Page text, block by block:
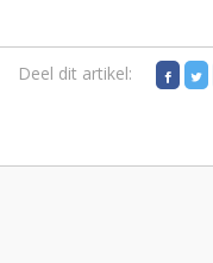
Deel dit artikel: